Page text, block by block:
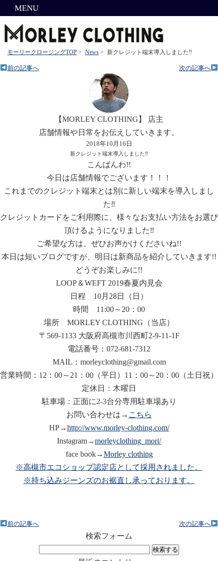
MENU
モーリークロージングTOP > News > 新クレジット端末導入しました‼︎
次の記事へ
前の記事へ
【MORLEY CLOTHING】 店主
店舗情報や日常をお伝えしていきます。
2018年10月16日
新クレジット端末導入しました‼︎
こんばんわ!!
今日は店舗情報でございます！！！
これまでのクレジット端末とは別に新しい端末を導入しまし
た‼︎
クレジットカードをご利用際に、様々なお支払い方法をお選び
頂けるようになりました‼︎
ご希望な方は、ぜひお声かけくださいね!!
本日は短いブログですが、明日は新商品を紹介していきます!!
どうぞお楽しみに!!
LOOP＆WEFT 2019春夏内見会
日程 10月28日（日）
時間 11:00～20：00
場所 MORLEY CLOTHING（当店）
〒569-1133 大阪府高槻市川西町2-9-11-1F
電話番号：072-681-7312
MAIL：morleyclothing@gmail.com
営業時間：12：00～21：00（平日）11：00～20：00（土日祝）
定休日：木曜日
駐車場：正面に2-3台分専用駐車場あり
お問い合わせは→ こちら
HP→http://www.morley-clothing.com/
Instagram→morleyclothing_mori/
face book→Morley clothing
※高槻市エコショップ認定店として採用されました。
※持ち込みジーンズのお裾直し承っております。
次の記事へ
前の記事へ
検索フォーム